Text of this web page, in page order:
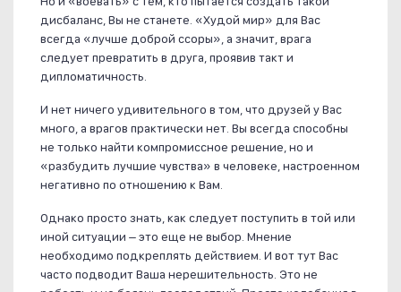
дисбаланс, Вы не станете. «Худой мир» для Вас
всегда «лучше доброй ссоры», а значит, врага
следует превратить в друга, проявив такт и
дипломатичность.
И нет ничего удивительного в том, что друзей у Вас
много, а врагов практически нет. Вы всегда способны
не только найти компромиссное решение, но и
«разбудить лучшие чувства» в человеке, настроенном
негативно по отношению к Вам.
Однако просто знать, как следует поступить в той или
иной ситуации – это еще не выбор. Мнение
необходимо подкреплять действием. И вот тут Вас
часто подводит Ваша нерешительность. Это не